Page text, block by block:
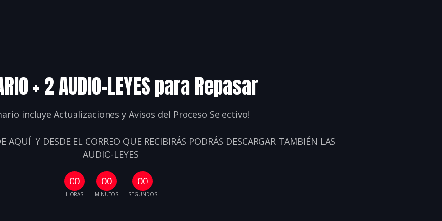
+ 2 AUDIO-LEYES para Repasar
incluye Actualizaciones y Avisos del Proceso Selectivo!
AQUÍ Y DESDE EL CORREO QUE RECIBIRÁS PODRÁS DESCARGAR TAMBIÉN LAS
AUDIO-LEYES
00
HORAS
00
MINUTOS
00
SEGUNDOS